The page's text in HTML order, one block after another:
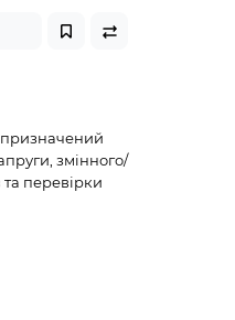
призначений
змінного/
та перевірки